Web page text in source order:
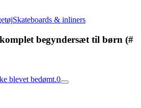
Skateboards & inliners
begyndersæt til børn (#
blevet bedømt.0